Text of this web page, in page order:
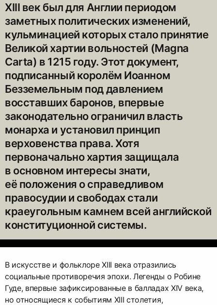
XIII век был для Англии периодом
заметных политических изменений,
кульминацией которых стало принятие
Великой хартии вольностей (Magna
Carta) в 1215 году. Этот документ,
подписанный королём Иоанном
Безземельным под давлением
восставших баронов, впервые
законодательно ограничил власть
монарха и установил принцип
верховенства права. Хотя
первоначально хартия защищала
в основном интересы знати,
её положения о справедливом
правосудии и свободах стали
краеугольным камнем всей английской
конституционной системы.
В искусстве и фольклоре XIII века отразились
социальные противоречия эпохи. Легенды о Робине
Гуде, впервые зафиксированные в балладах XIV века,
но относящиеся к событиям XIII столетия,